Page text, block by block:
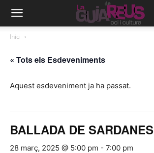
Inici
« Tots els Esdeveniments
Aquest esdeveniment ja ha passat.
BALLADA DE SARDANES
28 març, 2025 @ 5:00 pm - 7:00 pm